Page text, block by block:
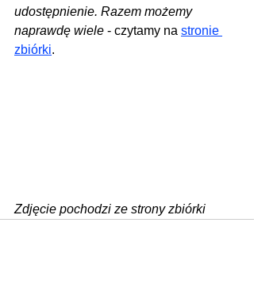
udostępnienie. Razem możemy
naprawdę wiele - czytamy na stronie
zbiórki.
Zdjęcie pochodzi ze strony zbiórki